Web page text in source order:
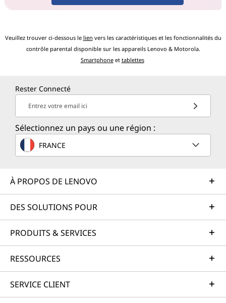
Veuillez trouver ci-dessous le lien vers les caractéristiques et les fonctionnalités du
contrôle parental disponible sur les appareils Lenovo & Motorola.
Smartphoneet tablettes
Rester Connecté
Entrez votre email ici
Sélectionnez un pays ou une région :
FRANCE
À PROPOS DE LENOVO
DES SOLUTIONS POUR
PRODUITS & SERVICES
RESSOURCES
SERVICE CLIENT